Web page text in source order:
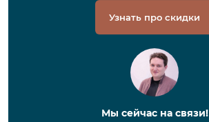
Узнать про скидки
Мы сейчас на связи!